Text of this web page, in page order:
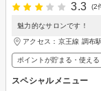
3.3
(2
魅力的なサロンです！
アクセス：京王線 調布
ポイントが貯まる・使える
スペシャルメニュー